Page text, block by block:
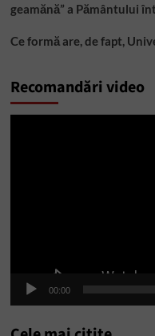
geamănă” a Pământului
Ce formă are, de fapt,
Recomandări video
00:00